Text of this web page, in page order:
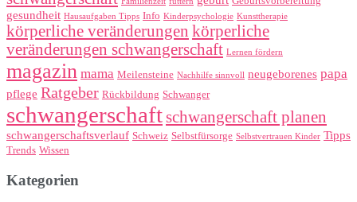
gesundheit Hausaufgaben Tipps Info Kinderpsychologie Kunsttherapie
körperliche veränderungen körperliche
veränderungen schwangerschaft Lernen fördern
magazin mama Meilensteine Nachhilfe sinnvoll neugeborenes papa
pflege Ratgeber Rückbildung Schwanger
schwangerschaftschwangerschaft planen
schwangerschaftsverlauf Schweiz Selbstfürsorge Selbstvertrauen Kinder Tipps
Trends Wissen
Kategorien